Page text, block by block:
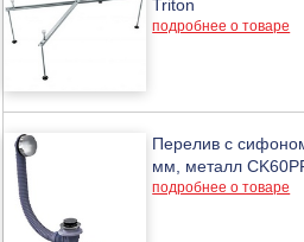
Triton
подробнее о товаре
Перелив с
мм, металл
подробнее о товаре